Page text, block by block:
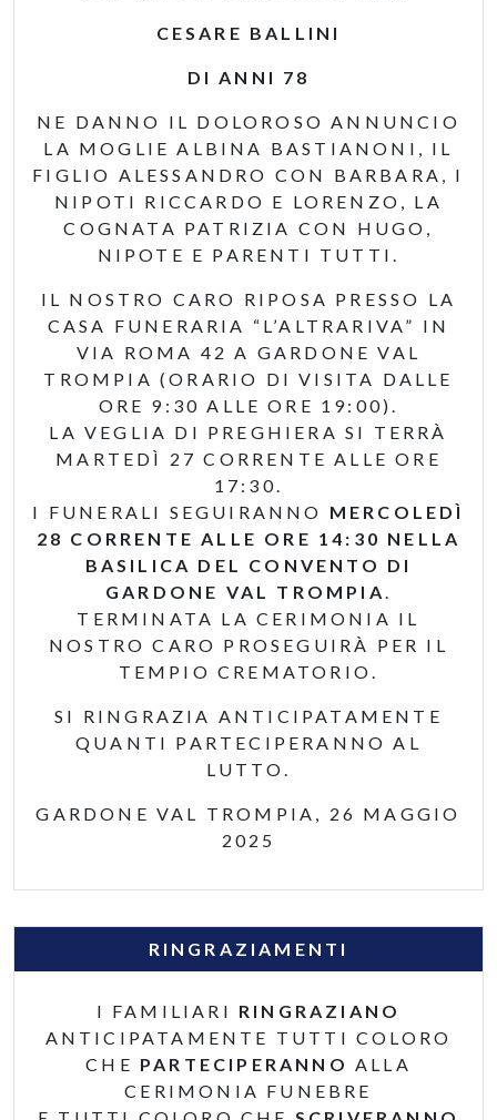
CESARE BALLINI
DI ANNI 78
NE DANNO IL DOLOROSO ANNUNCIO
LA MOGLIE ALBINA BASTIANONI, IL
FIGLIO ALESSANDRO CON BARBARA, I
NIPOTI RICCARDO E LORENZO, LA
COGNATA PATRIZIA CON HUGO,
NIPOTE E PARENTI TUTTI.
IL NOSTRO CARO RIPOSA PRESSO LA
CASA FUNERARIA “L’ALTRARIVA” IN
VIA ROMA 42 A GARDONE VAL
TROMPIA (ORARIO DI VISITA DALLE
ORE 9:30 ALLE ORE 19:00).
LA VEGLIA DI PREGHIERA SI TERRÀ
MARTEDÌ 27 CORRENTE ALLE ORE
17:30.
I FUNERALI SEGUIRANNO MERCOLEDÌ
28 CORRENTE ALLE ORE 14:30 NELLA
BASILICA DEL CONVENTO DI
GARDONE VAL TROMPIA.
TERMINATA LA CERIMONIA IL
NOSTRO CARO PROSEGUIRÀ PER IL
TEMPIO CREMATORIO.
SI RINGRAZIA ANTICIPATAMENTE
QUANTI PARTECIPERANNO AL
LUTTO.
GARDONE VAL TROMPIA, 26 MAGGIO
2025
RINGRAZIAMENTI
I FAMILIARI RINGRAZIANO
ANTICIPATAMENTE TUTTI COLORO
CHE PARTECIPERANNO ALLA
CERIMONIA FUNEBRE